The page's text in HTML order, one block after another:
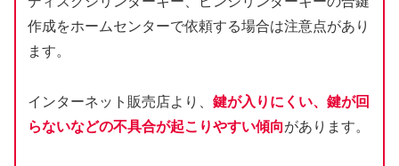
作成をホームセンターで依頼する場合は注意点があり
ます。
インターネット販売店より、 鍵が入りにくい、鍵が回
らないなどの不具合が起こりやすい傾向があります。